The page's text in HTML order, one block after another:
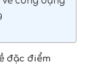
đặc điểm